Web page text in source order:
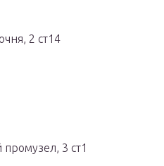
2 ст14
3 ст1